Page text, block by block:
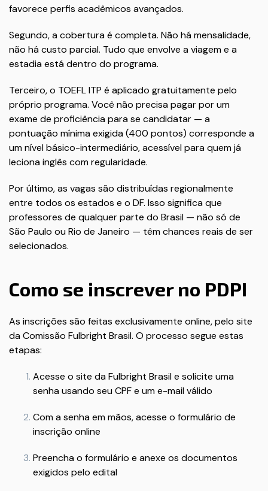
favorece perfis acadêmicos avançados.
Segundo, a cobertura é completa. Não há mensalidade,
não há custo parcial. Tudo que envolve a viagem e a
estadia está dentro do programa.
Terceiro, o TOEFL ITP é aplicado gratuitamente pelo
próprio programa. Você não precisa pagar por um
exame de proficiência para se candidatar — a
pontuação mínima exigida (400 pontos) corresponde a
um nível básico-intermediário, acessível para quem já
leciona inglês com regularidade.
Por último, as vagas são distribuídas regionalmente
entre todos os estados e o DF. Isso significa que
professores de qualquer parte do Brasil — não só de
São Paulo ou Rio de Janeiro — têm chances reais de ser
selecionados.
Como se inscrever no PDPI
As inscrições são feitas exclusivamente online, pelo site
da Comissão Fulbright Brasil. O processo segue estas
etapas:
Acesse o site da Fulbright Brasil e solicite uma
senha usando seu CPF e um e-mail válido
Com a senha em mãos, acesse o formulário de
inscrição online
Preencha o formulário e anexe os documentos
exigidos pelo edital